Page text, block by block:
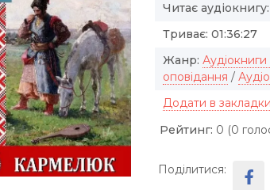
Читає аудіокнигу:
Триває: 01:36:27
Жанр: Аудіокниги
оповідання /
Додати в
Рейтинг: 0 (0
Поділитися: